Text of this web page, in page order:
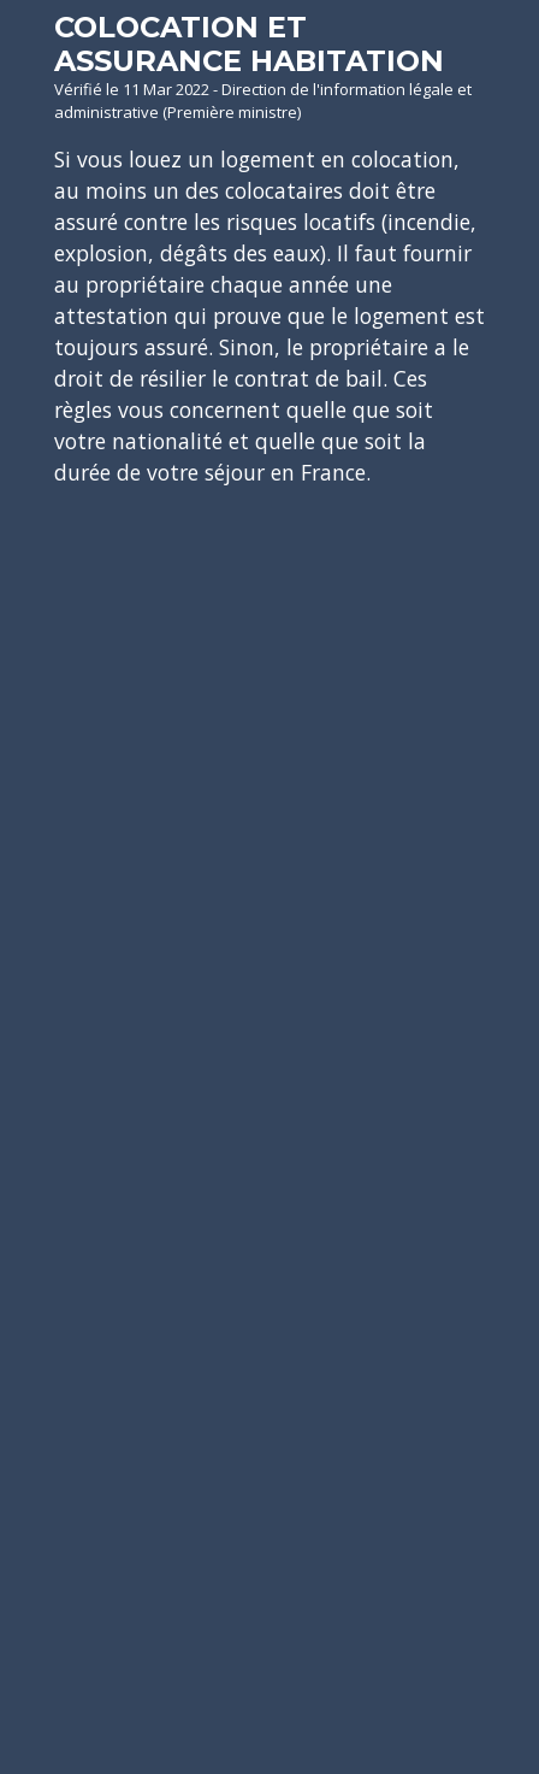
COLOCATION ET
ASSURANCE HABITATION
Vérifié le 11 Mar 2022 - Direction de l'information légale et
administrative (Première ministre)
Si vous louez un logement en colocation,
au moins un des colocataires doit être
assuré contre les risques locatifs (incendie,
explosion, dégâts des eaux). Il faut fournir
au propriétaire chaque année une
attestation qui prouve que le logement est
toujours assuré. Sinon, le propriétaire a le
droit de résilier le contrat de bail. Ces
règles vous concernent quelle que soit
votre nationalité et quelle que soit la
durée de votre séjour en France.